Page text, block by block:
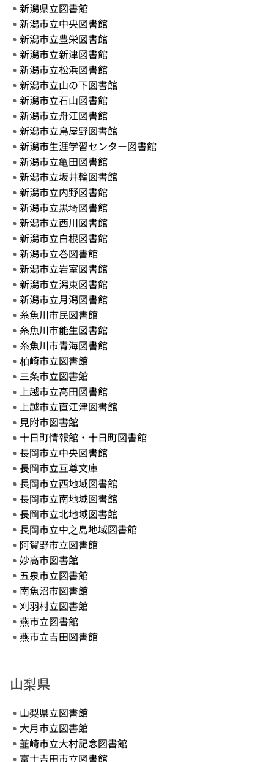
新潟県立図書館
新潟市立中央図書館
新潟市立豊栄図書館
新潟市立新津図書館
新潟市立松浜図書館
新潟市立山の下図書館
新潟市立石山図書館
新潟市立舟江図書館
新潟市立鳥屋野図書館
新潟市生涯学習センター図書館
新潟市立亀田図書館
新潟市立坂井輪図書館
新潟市立内野図書館
新潟市立黒埼図書館
新潟市立西川図書館
新潟市立白根図書館
新潟市立巻図書館
新潟市立岩室図書館
新潟市立潟東図書館
新潟市立月潟図書館
糸魚川市民図書館
糸魚川市能生図書館
糸魚川市青海図書館
柏崎市立図書館
三条市立図書館
上越市立高田図書館
上越市立直江津図書館
見附市図書館
十日町情報館・十日町図書館
長岡市立中央図書館
長岡市立互尊文庫
長岡市立西地域図書館
長岡市立南地域図書館
長岡市立北地域図書館
長岡市立中之島地域図書館
阿賀野市立図書館
妙高市図書館
五泉市立図書館
南魚沼市図書館
刈羽村立図書館
燕市立図書館
燕市立吉田図書館
山梨県
山梨県立図書館
大月市立図書館
韮崎市立大村記念図書館
富士吉田市立図書館